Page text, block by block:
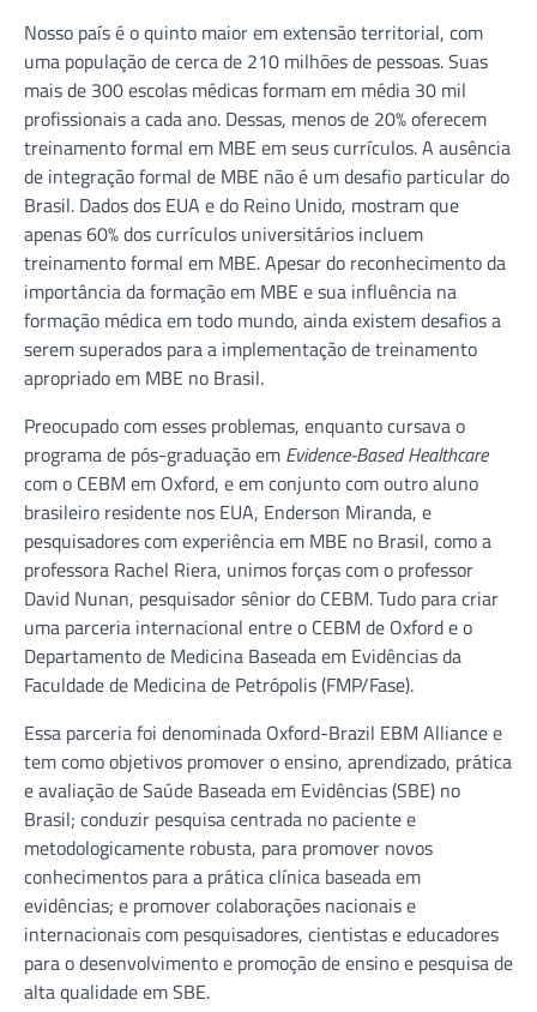
Nosso país é o quinto maior em extensão territorial, com
uma população de cerca de 210 milhões de pessoas. Suas
mais de 300 escolas médicas formam em média 30 mil
profissionais a cada ano. Dessas, menos de 20% oferecem
treinamento formal em MBE em seus currículos. A ausência
de integração formal de MBE não é um desafio particular do
Brasil. Dados dos EUA e do Reino Unido, mostram que
apenas 60% dos currículos universitários incluem
treinamento formal em MBE. Apesar do reconhecimento da
importância da formação em MBE e sua influência na
formação médica em todo mundo, ainda existem desafios a
serem superados para a implementação de treinamento
apropriado em MBE no Brasil.
Preocupado com esses problemas, enquanto cursava o
programa de pós-graduação em Evidence-Based Healthcare
com o CEBM em Oxford, e em conjunto com outro aluno
brasileiro residente nos EUA, Enderson Miranda, e
pesquisadores com experiência em MBE no Brasil, como a
professora Rachel Riera, unimos forças com o professor
David Nunan, pesquisador sênior do CEBM. Tudo para criar
uma parceria internacional entre o CEBM de Oxford e o
Departamento de Medicina Baseada em Evidências da
Faculdade de Medicina de Petrópolis (FMP/Fase).
Essa parceria foi denominada Oxford-Brazil EBM Alliance e
tem como objetivos promover o ensino, aprendizado, prática
e avaliação de Saúde Baseada em Evidências (SBE) no
Brasil; conduzir pesquisa centrada no paciente e
metodologicamente robusta, para promover novos
conhecimentos para a prática clínica baseada em
evidências; e promover colaborações nacionais e
internacionais com pesquisadores, cientistas e educadores
para o desenvolvimento e promoção de ensino e pesquisa de
alta qualidade em SBE.